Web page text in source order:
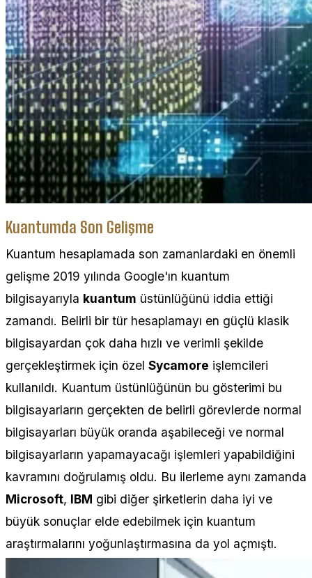
Kuantumda Son Gelişme
Kuantum hesaplamada son zamanlardaki en önemli
gelişme 2019 yılında Google'ın kuantum
bilgisayarıyla kuantum üstünlüğünü iddia ettiği
zamandı. Belirli bir tür hesaplamayı en güçlü klasik
bilgisayardan çok daha hızlı ve verimli şekilde
gerçekleştirmek için özel Sycamore işlemcileri
kullanıldı. Kuantum üstünlüğünün bu gösterimi bu
bilgisayarların gerçekten de belirli görevlerde normal
bilgisayarları büyük oranda aşabileceği ve normal
bilgisayarların yapamayacağı işlemleri yapabildiğini
kavramını doğrulamış oldu. Bu ilerleme aynı zamanda
Microsoft, IBM gibi diğer şirketlerin daha iyi ve
büyük sonuçlar elde edebilmek için kuantum
araştırmalarını yoğunlaştırmasına da yol açmıştı.